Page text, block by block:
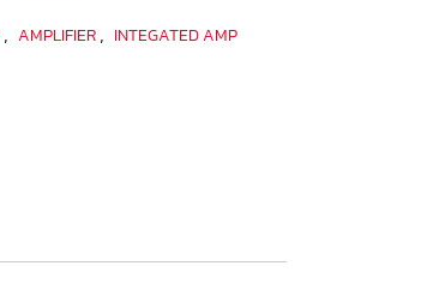
, AMPLIFIER, INTEGATED AMP